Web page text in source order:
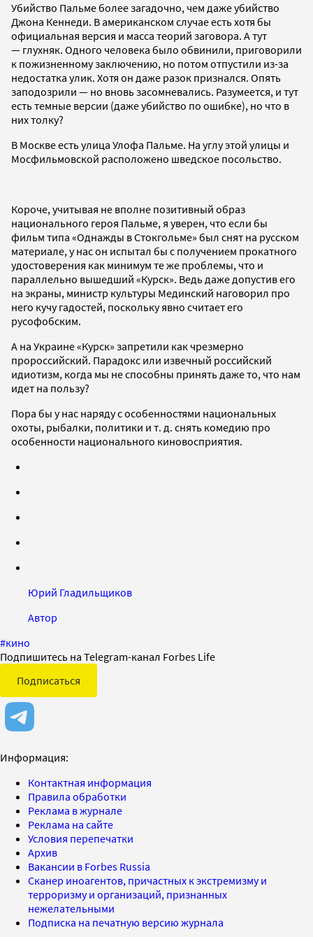
Убийство Пальме более загадочно, чем даже убийство
Джона Кеннеди. В американском случае есть хотя бы
официальная версия и масса теорий заговора. А тут
— глухняк. Одного человека было обвинили, приговорили
к пожизненному заключению, но потом отпустили из-за
недостатка улик. Хотя он даже разок признался. Опять
заподозрили — но вновь засомневались. Разумеется, и тут
есть темные версии (даже убийство по ошибке), но что в
них толку?
В Москве есть улица Улофа Пальме. На углу этой улицы и
Мосфильмовской расположено шведское посольство.
Короче, учитывая не вполне позитивный образ
национального героя Пальме, я уверен, что если бы
фильм типа «Однажды в Стокгольме» был снят на русском
материале, у нас он испытал бы с получением прокатного
удостоверения как минимум те же проблемы, что и
параллельно вышедший «Курск». Ведь даже допустив его
на экраны, министр культуры Мединский наговорил про
него кучу гадостей, поскольку явно считает его
русофобским.
А на Украине «Курск» запретили как чрезмерно
пророссийский. Парадокс или извечный российский
идиотизм, когда мы не способны принять даже то, что нам
идет на пользу?
Пора бы у нас наряду с особенностями национальных
охоты, рыбалки, политики и т. д. снять комедию про
особенности национального киновосприятия.
Юрий Гладильщиков
Автор
#кино
Подпишитесь на Telegram-канал Forbes Life
Подписаться
Информация:
Контактная информация
Правила обработки
Реклама в журнале
Реклама на сайте
Условия перепечатки
Архив
Вакансии в Forbes Russia
Сканер иноагентов, причастных к экстремизму и
терроризму и организаций, признанных
нежелательными
Подписка на печатную версию журнала